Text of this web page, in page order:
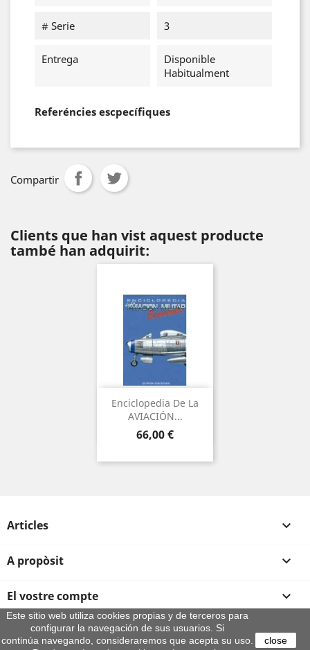
# Serie 3
Entrega
Disponible
Habitualment
Referéncies escpecífiques
Compartir
Clients que han vist aquest producte
també han adquirit:
Enciclopedia De La
AVIACIÓN...
Preu
66,00 €
Articles 
A propòsit 
El vostre compte 
Informació sobre la botiga
Este sitio web utiliza cookies propias y de terceros para
configurar la navegación de sus usuarios. Si
continúa navegando, consideraremos que acepta su uso.
close